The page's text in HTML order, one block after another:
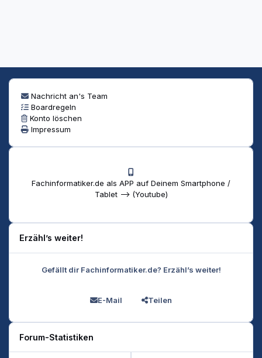
Nachricht an's Team
Boardregeln
Konto löschen
Impressum
Fachinformatiker.de als APP auf Deinem Smartphone /
Tablet --> (Youtube)
Erzähl’s weiter!
Gefällt dir Fachinformatiker.de? Erzähl’s weiter!
E-Mail Teilen
Forum-Statistiken